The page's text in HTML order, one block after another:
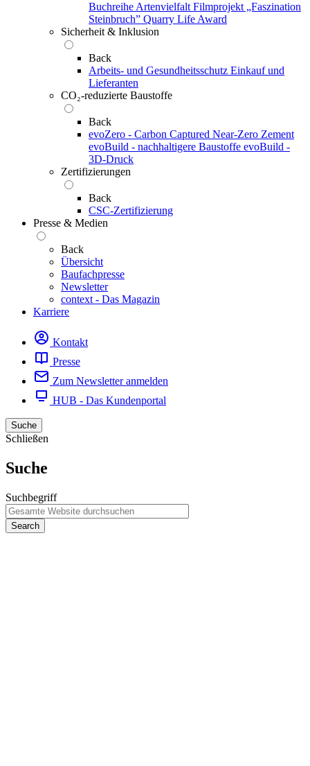
Buchreihe Artenvielfalt Filmprojekt „Faszination
Steinbruch” Quarry Life Award
Sicherheit & Inklusion
Back
Arbeits- und Gesundheitsschutz Einkauf und
Lieferanten
CO₂-reduzierte Baustoffe
Back
evoZero - Carbon Captured Near-Zero Zement
evoBuild - nachhaltigere Baustoffe evoBuild -
3D-Druck
Zertifizierungen
Back
CSC-Zertifizierung
Presse & Medien
Back
Übersicht
Baufachpresse
Newsletter
context - Das Magazin
Karriere
Kontakt
Presse
Zum Newsletter anmelden
HUB - Das Kundenportal
Suche
Schließen
Suche
Suchbegriff